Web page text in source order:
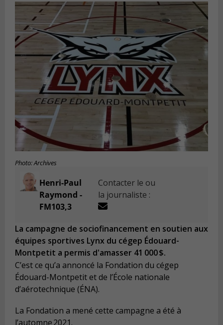
Photo: Archives
Henri-Paul
Raymond -
FM103,3
Contacter le ou
la journaliste :
La campagne de sociofinancement en soutien aux
équipes sportives Lynx du cégep Édouard-
Montpetit a permis d'amasser 41 000 $.
C’est ce qu’a annoncé la Fondation du cégep
Édouard-Montpetit et de l’École nationale
d’aérotechnique (ÉNA).
La Fondation a mené cette campagne a été à
l’automne 2021.